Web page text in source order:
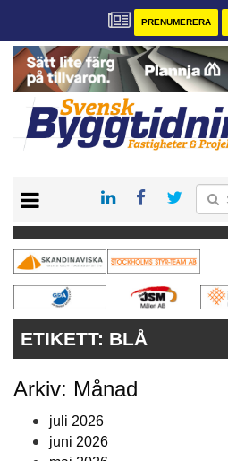
PRENUMERERA
PRENUMERERA
VÅRA ANDRA MAGASIN
ANNONSERA
KONTAKT
ETIKETT: BLÅ
Arkiv: Månad
juli 2026
juni 2026